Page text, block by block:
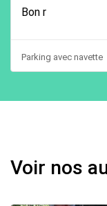
Bon r
Parking avec navette
Voir nos